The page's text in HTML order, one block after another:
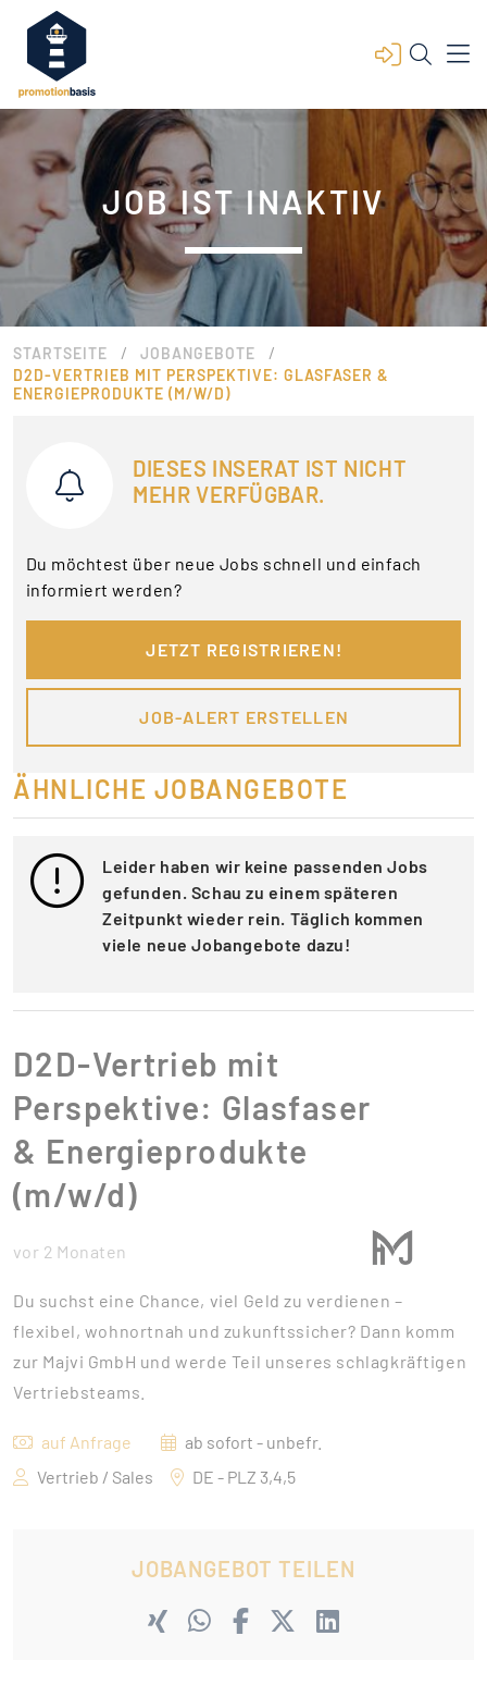
JOB IST INAKTIV
STARTSEITE / JOBANGEBOTE /
D2D-VERTRIEB MIT PERSPEKTIVE: GLASFASER &
ENERGIEPRODUKTE (M/W/D)
DIESES INSERAT IST NICHT
MEHR VERFÜGBAR.
Du möchtest über neue Jobs schnell und einfach
informiert werden?
JETZT REGISTRIEREN!
JOB-ALERT ERSTELLEN
ÄHNLICHE JOBANGEBOTE
Leider haben wir keine passenden Jobs
gefunden. Schau zu einem späteren
Zeitpunkt wieder rein. Täglich kommen
viele neue Jobangebote dazu!
D2D-Vertrieb mit
Perspektive: Glasfaser
& Energieprodukte
(m/w/d)
vor 2 Monaten
Du suchst eine Chance, viel Geld zu verdienen –
flexibel, wohnortnah und zukunftssicher? Dann komm
zur Majvi GmbH und werde Teil unseres schlagkräftigen
Vertriebsteams.
auf Anfrage
ab sofort - unbefr.
Vertrieb / Sales
DE - PLZ 3,4,5
JOBANGEBOT TEILEN